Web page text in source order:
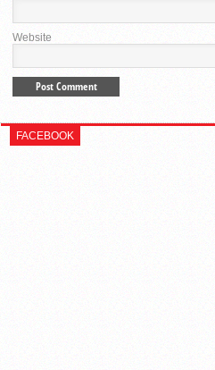
Website
FACEBOOK